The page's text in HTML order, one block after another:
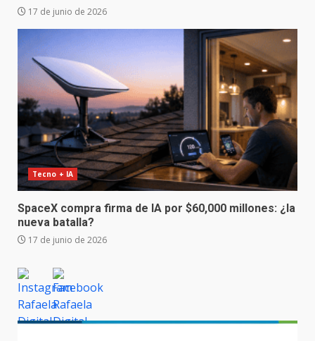
17 de junio de 2026
Tecno + IA
SpaceX compra firma de IA por $60,000 millones: ¿la
nueva batalla?
17 de junio de 2026